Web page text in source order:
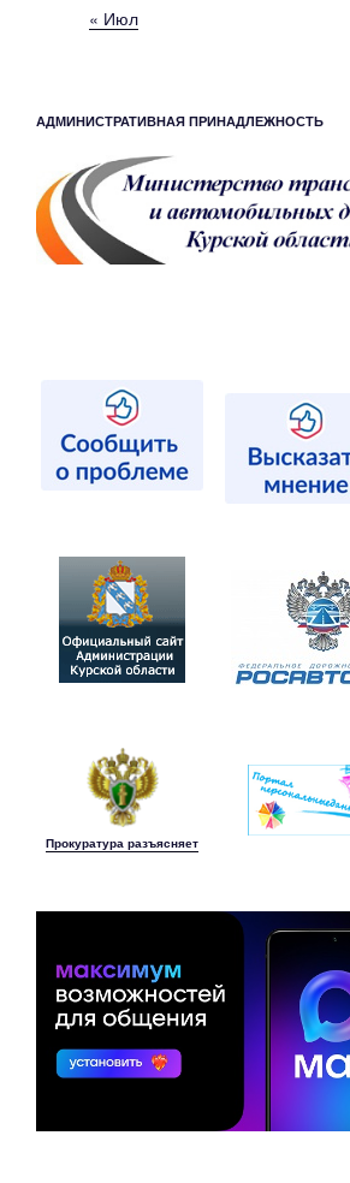
« Июл
АДМИНИСТРАТИВНАЯ ПРИНАДЛЕЖНОСТЬ
Прокуратура разъясняет